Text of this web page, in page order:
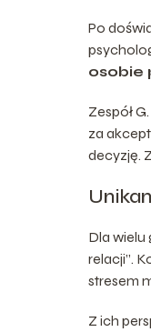
Po
osobie
Zespół
za
decyzję.
Dla
relacji”.
stresem
Z ich